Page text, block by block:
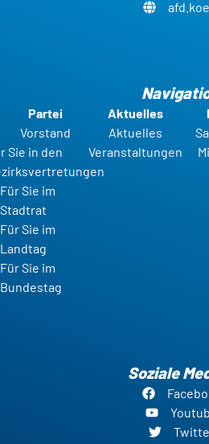
Partei
Vorstand
Sie in den
Für Sie im
Stadtrat
Für Sie im
Landtag
Für Sie im
Bundestag
Aktuelles
Aktuelles
Veranstaltungen
Soziale